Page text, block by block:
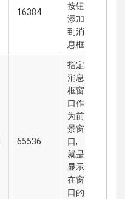
16384
按钮
添加
到消
息框
65536
指定
消息
框窗
口作
为前
景窗
口,
就是
显示
在窗
口的